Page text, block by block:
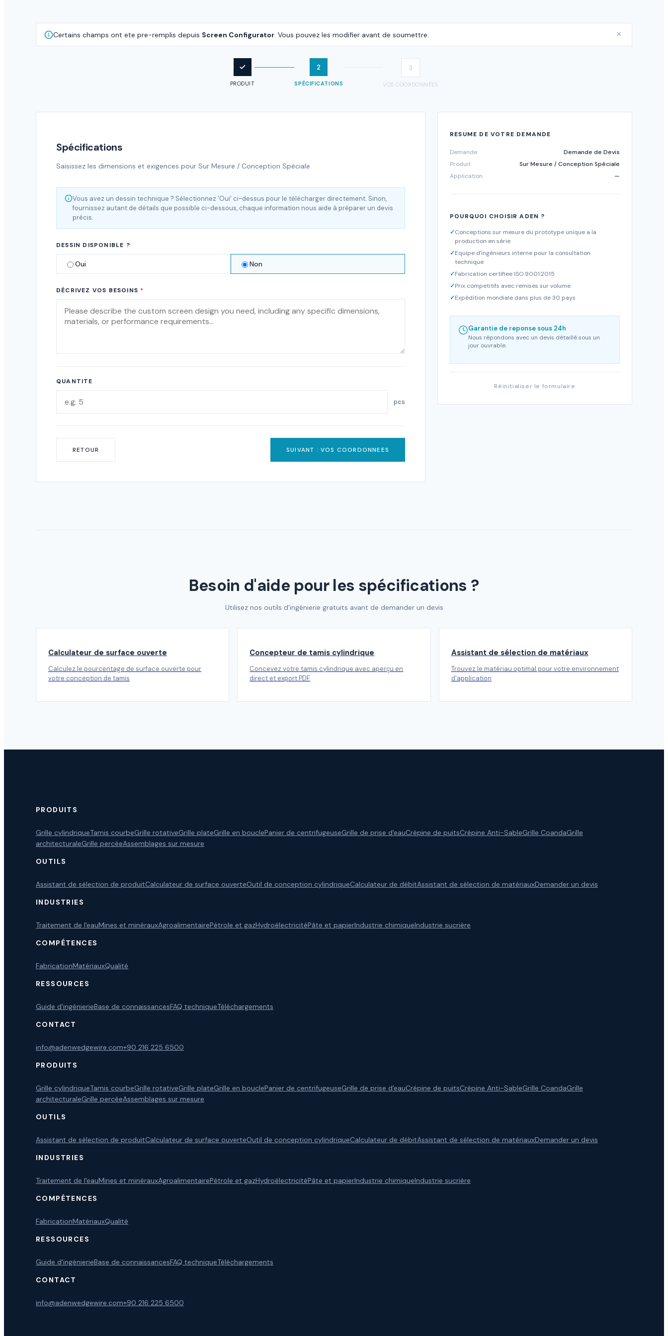
Certains champs ont ete pre-remplis depuis Screen Configurator Vous pouvez les modifier avant de soumettre. ×
PRODUIT
2
SPÉCIFICATIONS
3
VOS COORDONNÉES
Spécifications
Saisissez les dimensions et exigences pour Sur Mesure / Conception Spéciale
Vous avez un dessin technique ? Sélectionnez 'Oui' ci-dessus pour le télécharger directement. Sinon,
fournissez autant de détails que possible ci-dessous, chaque information nous aide à préparer un devis
précis.
DESSIN DISPONIBLE ?
Oui Non
DÉCRIVEZ VOS BESOINS *
QUANTITE
pcs
RETOUR SUIVANT : VOS COORDONNEES
RESUME DE VOTRE DEMANDE
Demande
Demande de Devis
Produit
Sur Mesure / Conception Spéciale
Application
—
POURQUOI CHOISIR ADEN ?
✓Conceptions sur mesure du prototype unique a la
production en série
✓Equipe d'ingénieurs interne pour la consultation
technique
✓Fabrication certifiee ISO 9001:2015
✓Prix competitifs avec remises sur volume
✓Expédition mondiale dans plus de 30 pays
Garantie de reponse sous 24h
Nous répondons avec un devis détaillé sous un
jour ouvrable.
Réinitialiser le formulaire
Besoin d'aide pour les spécifications ?
Utilisez nos outils d'ingénierie gratuits avant de demander un devis
Calculateur de surface ouverte
Calculez le pourcentage de surface ouverte pour
votre conception de tamis
Concepteur de tamis cylindrique
Concevez votre tamis cylindrique avec aperçu en
direct et export PDF
Assistant de sélection de matériaux
Trouvez le matériau optimal pour votre environnement
d'application
PRODUITS
Grille cylindriqueTamis courbeGrille rotativeGrille plateGrille en bouclePanier de centrifugeuseGrille de prise d'eauCrépine de puitsCrépine Anti-SableGrille CoandaGrille
architecturaleGrille percéeAssemblages sur mesure
OUTILS
Assistant de sélection de produitCalculateur de surface ouverteOutil de conception cylindriqueCalculateur de débitAssistant de sélection de matériauxDemander un devis
INDUSTRIES
Traitement de l'eauMines et minérauxAgroalimentairePétrole et gazHydroélectricitéPâte et papierIndustrie chimiqueIndustrie sucrière
COMPÉTENCES
FabricationMatériauxQualité
RESSOURCES
Guide d'ingénierieBase de connaissancesFAQ techniqueTéléchargements
CONTACT
info@adenwedgewire.com+90 216 225 6500
PRODUITS
Grille cylindriqueTamis courbeGrille rotativeGrille plateGrille en bouclePanier de centrifugeuseGrille de prise d'eauCrépine de puitsCrépine Anti-SableGrille CoandaGrille
architecturaleGrille percéeAssemblages sur mesure
OUTILS
Assistant de sélection de produitCalculateur de surface ouverteOutil de conception cylindriqueCalculateur de débitAssistant de sélection de matériauxDemander un devis
INDUSTRIES
Traitement de l'eauMines et minérauxAgroalimentairePétrole et gazHydroélectricitéPâte et papierIndustrie chimiqueIndustrie sucrière
COMPÉTENCES
FabricationMatériauxQualité
RESSOURCES
Guide d'ingénierieBase de connaissancesFAQ techniqueTéléchargements
CONTACT
info@adenwedgewire.com+90 216 225 6500